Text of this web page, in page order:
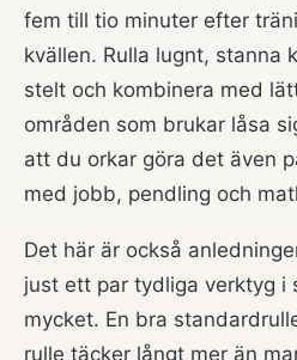
fem till tio minuter efter
kvällen. Rulla lugnt, stanna
stelt och kombinera med
områden som brukar låsa
att du orkar göra det även
med jobb, pendling och
Det här är också
just ett par tydliga verktyg i
mycket. En bra
rulle täcker långt mer än